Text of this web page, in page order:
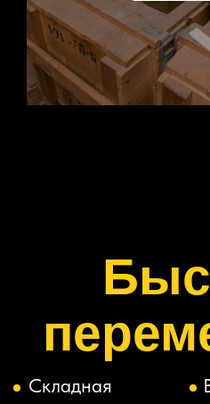
ПОЛУЧИТЬ ПРАЙС
Обзор по горизонтали в 360°
углы